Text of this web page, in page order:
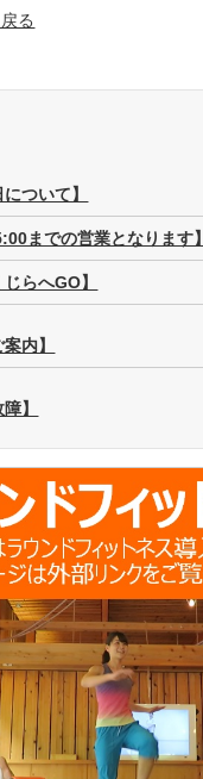
る
について】
までの営業となります】
じらへGO】
案内】
障】